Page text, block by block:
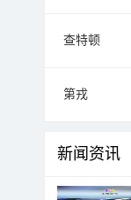
查特顿
第戎
新闻资讯